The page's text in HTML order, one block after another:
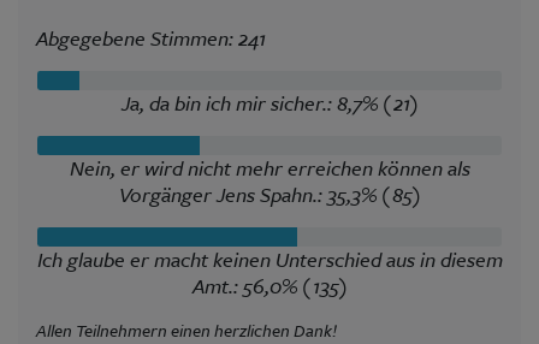
Abgegebene Stimmen: 241
Ja, da bin ich mir sicher.: 8,7% (21)
Nein, er wird nicht mehr erreichen können als
Vorgänger Jens Spahn.: 35,3% (85)
Ich glaube er macht keinen Unterschied aus in diesem
Amt.: 56,0% (135)
Allen Teilnehmern einen herzlichen Dank!